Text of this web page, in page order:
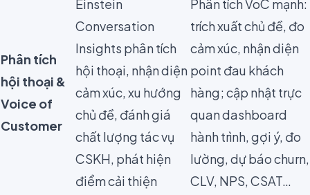
Phân tích
hội thoại &
Voice of
Customer
Einstein
Conversation
Insights phân tích
hội thoại, nhận diện
cảm xúc, xu hướng
chủ đề, đánh giá
chất lượng tác vụ
CSKH, phát hiện
điểm cải thiện
Phân tích VoC mạnh:
trích xuất chủ đề, đo
cảm xúc, nhận diện
point đau khách
hàng; cập nhật trực
quan dashboard
hành trình, gợi ý, đo
lường, dự báo churn,
CLV, NPS, CSAT…